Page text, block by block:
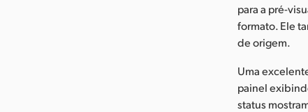
para a pré-
formato. Ele
de origem.
Uma
painel
status